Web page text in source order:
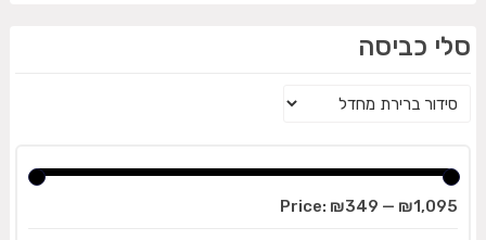
סלי כביסה
Price: ₪349 — ₪1,095